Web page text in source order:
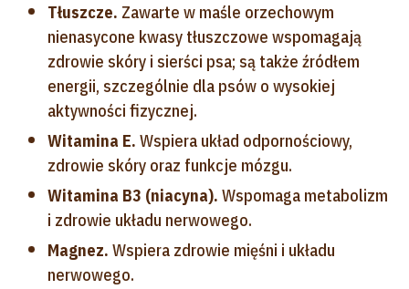
Tłuszcze. Zawarte w maśle orzechowym
nienasycone kwasy tłuszczowe wspomagają
zdrowie skóry i sierści psa; są także źródłem
energii, szczególnie dla psów o wysokiej
aktywności fizycznej.
Witamina E. Wspiera układ odpornościowy,
zdrowie skóry oraz funkcje mózgu.
Witamina B3 (niacyna). Wspomaga metabolizm
i zdrowie układu nerwowego.
Magnez. Wspiera zdrowie mięśni i układu
nerwowego.